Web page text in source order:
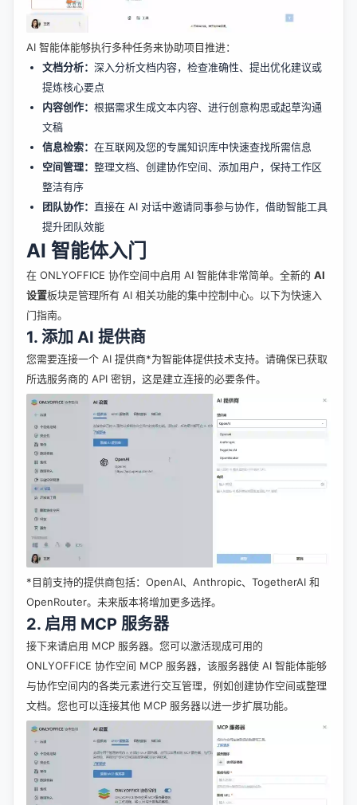
AI 智能体能够执行多种任务来协助项目推进：
文档分析： 深入分析文档内容，检查准确性、提出优化建议或
提炼核心要点
内容创作： 根据需求生成文本内容、进行创意构思或起草沟通
文稿
信息检索： 在互联网及您的专属知识库中快速查找所需信息
空间管理： 整理文档、创建协作空间、添加用户，保持工作区
整洁有序
团队协作： 直接在 AI 对话中邀请同事参与协作，借助智能工具
提升团队效能
AI 智能体入门
在 ONLYOFFICE 协作空间中启用 AI 智能体非常简单。全新的 AI
设置板块是管理所有 AI 相关功能的集中控制中心。以下为快速入
门指南。
1. 添加 AI 提供商
您需要连接一个 AI 提供商*为智能体提供技术支持。请确保已获取
所选服务商的 API 密钥，这是建立连接的必要条件。
*目前支持的提供商包括：OpenAI、Anthropic、TogetherAI 和
OpenRouter。未来版本将增加更多选择。
2. 启用 MCP 服务器
接下来请启用 MCP 服务器。您可以激活现成可用的
ONLYOFFICE 协作空间 MCP 服务器，该服务器使 AI 智能体能够
与协作空间内的各类元素进行交互管理，例如创建协作空间或整理
文档。您也可以连接其他 MCP 服务器以进一步扩展功能。